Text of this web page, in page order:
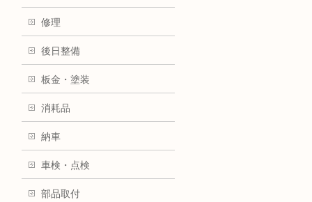
修理
後日整備
板金・塗装
消耗品
納車
車検・点検
部品取付